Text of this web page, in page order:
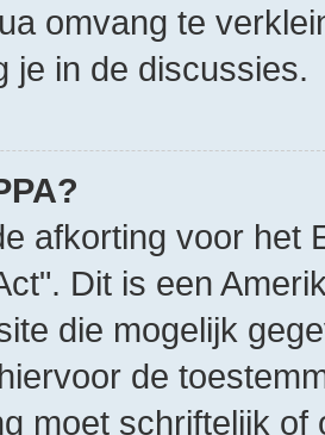
omvang te
je in de discussies.
afkorting voor het
Dit is een
die mogelijk
de
moet schriftelijk